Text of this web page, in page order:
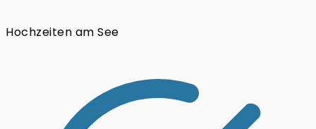
Hochzeiten am See